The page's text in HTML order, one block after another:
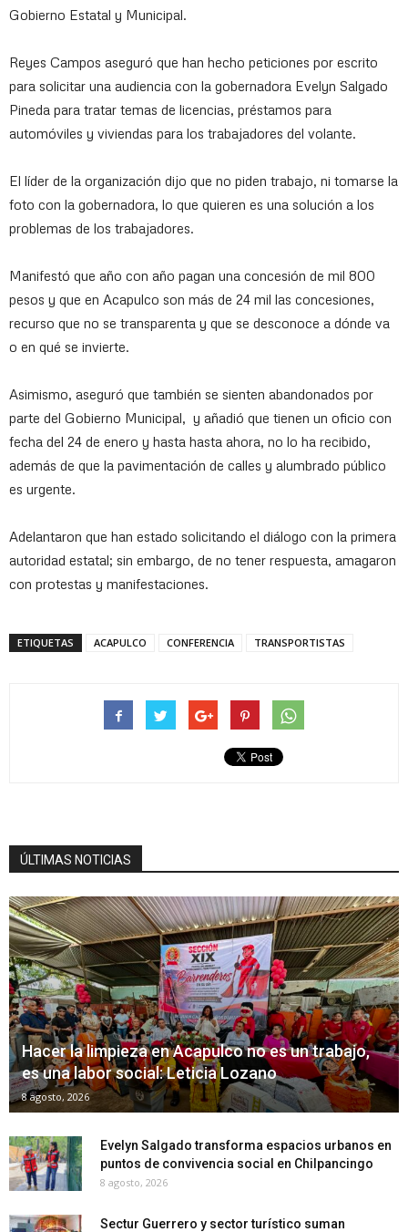
Gobierno Estatal y Municipal.
Reyes Campos aseguró que han hecho peticiones por escrito
para solicitar una audiencia con la gobernadora Evelyn Salgado
Pineda para tratar temas de licencias, préstamos para
automóviles y viviendas para los trabajadores del volante.
El líder de la organización dijo que no piden trabajo, ni tomarse la
foto con la gobernadora, lo que quieren es una solución a los
problemas de los trabajadores.
Manifestó que año con año pagan una concesión de mil 800
pesos y que en Acapulco son más de 24 mil las concesiones,
recurso que no se transparenta y que se desconoce a dónde va
o en qué se invierte.
Asimismo, aseguró que también se sienten abandonados por
parte del Gobierno Municipal, y añadió que tienen un oficio con
fecha del 24 de enero y hasta hasta ahora, no lo ha recibido,
además de que la pavimentación de calles y alumbrado público
es urgente.
Adelantaron que han estado solicitando el diálogo con la primera
autoridad estatal; sin embargo, de no tener respuesta, amagaron
con protestas y manifestaciones.
ETIQUETAS ACAPULCO CONFERENCIA TRANSPORTISTAS
ÚLTIMAS NOTICIAS
Hacer la limpieza en Acapulco no es un trabajo,
es una labor social: Leticia Lozano
8 agosto, 2026
Evelyn Salgado transforma espacios urbanos en
puntos de convivencia social en Chilpancingo
8 agosto, 2026
Sectur Guerrero y sector turístico suman